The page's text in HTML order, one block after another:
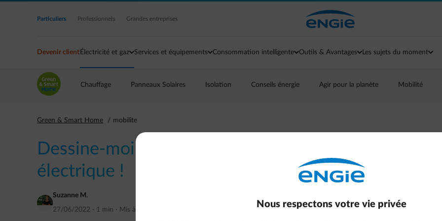
Accéder au contenu principal
Particuliers Professionnels Grandes entreprises
Devenir client Électricité et gaz Services et équipements Consommation intelligente Outils & Avantages Les sujets du moment
Chauffage Panneaux Solaires Isolation Conseils énergie Agir pour la planète Mobilité
Green & Smart Home mobilite
Dessine-moi ton premier voyage en voiture
électrique !
Suzanne M.
27/06/2022 · 1 min · Mis à jour
Nous respectons votre vie privée